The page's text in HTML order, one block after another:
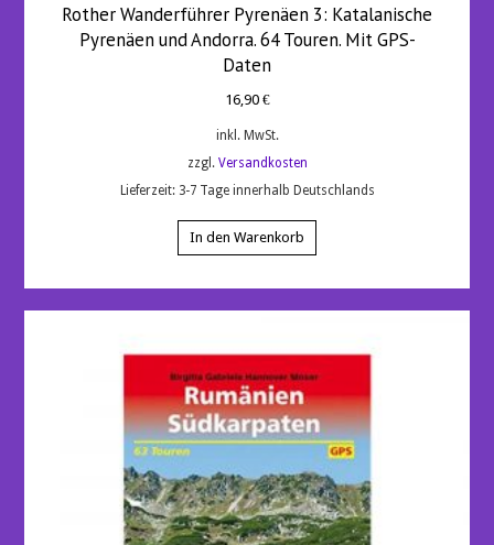
Rother Wanderführer Pyrenäen 3: Katalanische
Pyrenäen und Andorra. 64 Touren. Mit GPS-
Daten
16,90 €
inkl. MwSt.
zzgl. Versandkosten
Lieferzeit: 3-7 Tage innerhalb Deutschlands
In den Warenkorb